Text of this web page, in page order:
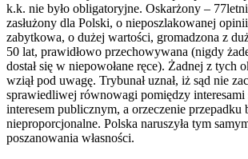
k.k. nie było obligatoryjne. Oskarżony –
zasłużony dla Polski, o nieposzlakowanej
zabytkowa, o dużej wartości, gromadzona z
50 lat, prawidłowo przechowywana (nigdy
dostał się w niepowołane ręce). Żadnej z tych
wziął pod uwagę. Trybunał uznał, iż sąd nie
sprawiedliwej równowagi pomiędzy interesami
interesem publicznym, a orzeczenie przepadku
nieproporcjonalne. Polska naruszyła tym
poszanowania własności.